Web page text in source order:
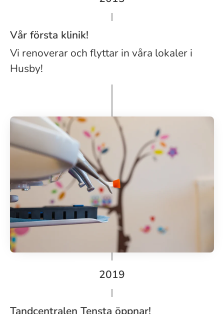
Vår första klinik!
Vi renoverar och flyttar in våra lokaler i
Husby!
2019
Tandcentralen Tensta öppnar!